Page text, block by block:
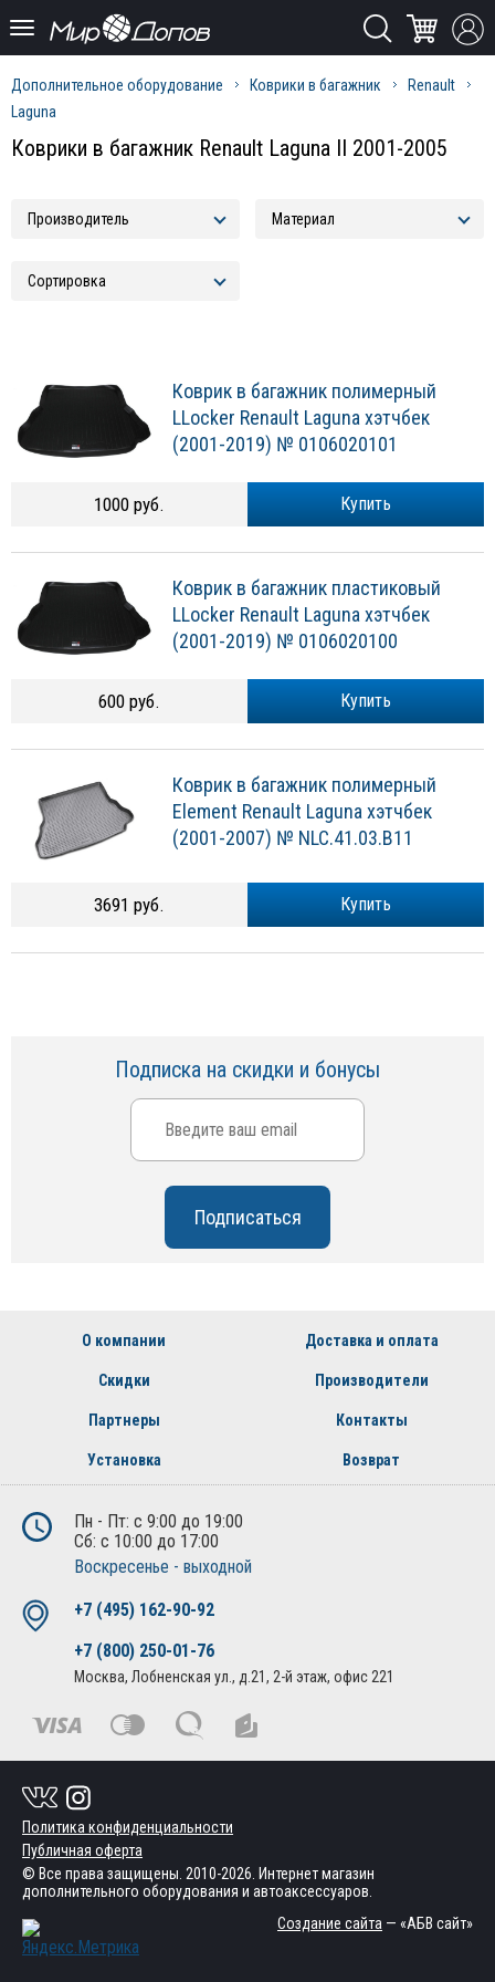
Дополнительное оборудование Коврики в багажник
Renault
Laguna
Коврики в багажник Renault Laguna II 2001-2005
Коврик в багажник полимерный
LLocker Renault Laguna хэтчбек
(2001-2019) № 0106020101
Купить
1000 руб.
Коврик в багажник пластиковый
LLocker Renault Laguna хэтчбек
(2001-2019) № 0106020100
Купить
600 руб.
Коврик в багажник полимерный
Element Renault Laguna хэтчбек
(2001-2007) № NLC.41.03.B11
Купить
3691 руб.
Подписка на скидки и бонусы
О компании Доставка и оплата
Скидки Производители
Партнеры Контакты
Установка Возврат
Пн - Пт: с 9:00 до 19:00
Сб: с 10:00 до 17:00
Воскресенье - выходной
+7 (495) 162-90-92
+7 (800) 250-01-76
Москва, Лобненская ул., д.21, 2-й этаж, офис 221
Политика конфиденциальности
Публичная оферта
© Все права защищены. 2010-2026. Интернет магазин
дополнительного оборудования и автоаксессуаров.
Создание сайта — «АБВ сайт»